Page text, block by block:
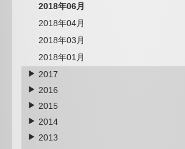
2018年06月
2018年04月
2018年03月
2018年01月
2017
2016
2015
2014
2013